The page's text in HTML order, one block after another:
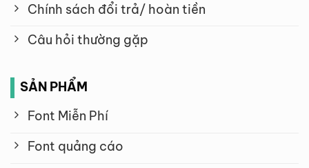
Chính sách đổi trả/ hoàn tiền
Câu hỏi thường gặp
SẢN PHẨM
Font Miễn Phí
Font quảng cáo